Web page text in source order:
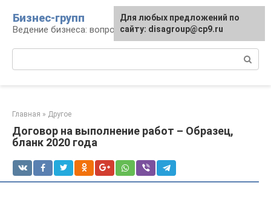
контенту
Бизнес-групп
Ведение бизнеса: вопросы, советы, проблемы
Главная » Другое
Договор на выполнение работ – Образец,
бланк 2020 года
Для любых предложений по
сайту: disagroup@cp9.ru